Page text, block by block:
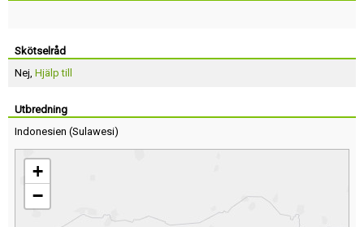
Skötselråd
Nej, Hjälp till
Utbredning
Indonesien (Sulawesi)
+
−